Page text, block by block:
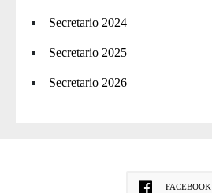
Secretario 2024
Secretario 2025
Secretario 2026
FACEBOOK